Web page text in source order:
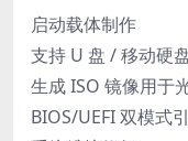
启动载体制作
支持 U 盘 / 移动硬
生成 ISO 镜像用于
BIOS/UEFI 双模式